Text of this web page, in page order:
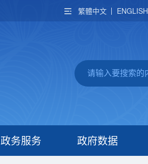
繁體中文 ENGLISH
政务服务 政府数据